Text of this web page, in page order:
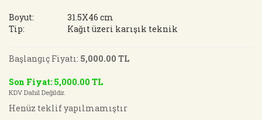
Boyut:
31.5X46 cm
Tip:
Kağıt üzeri karışık teknik
Başlangıç Fiyatı: 5,000.00 TL
Son Fiyat: 5,000.00 TL
KDV Dahil Değildir.
Henüz teklif yapılmamıştır